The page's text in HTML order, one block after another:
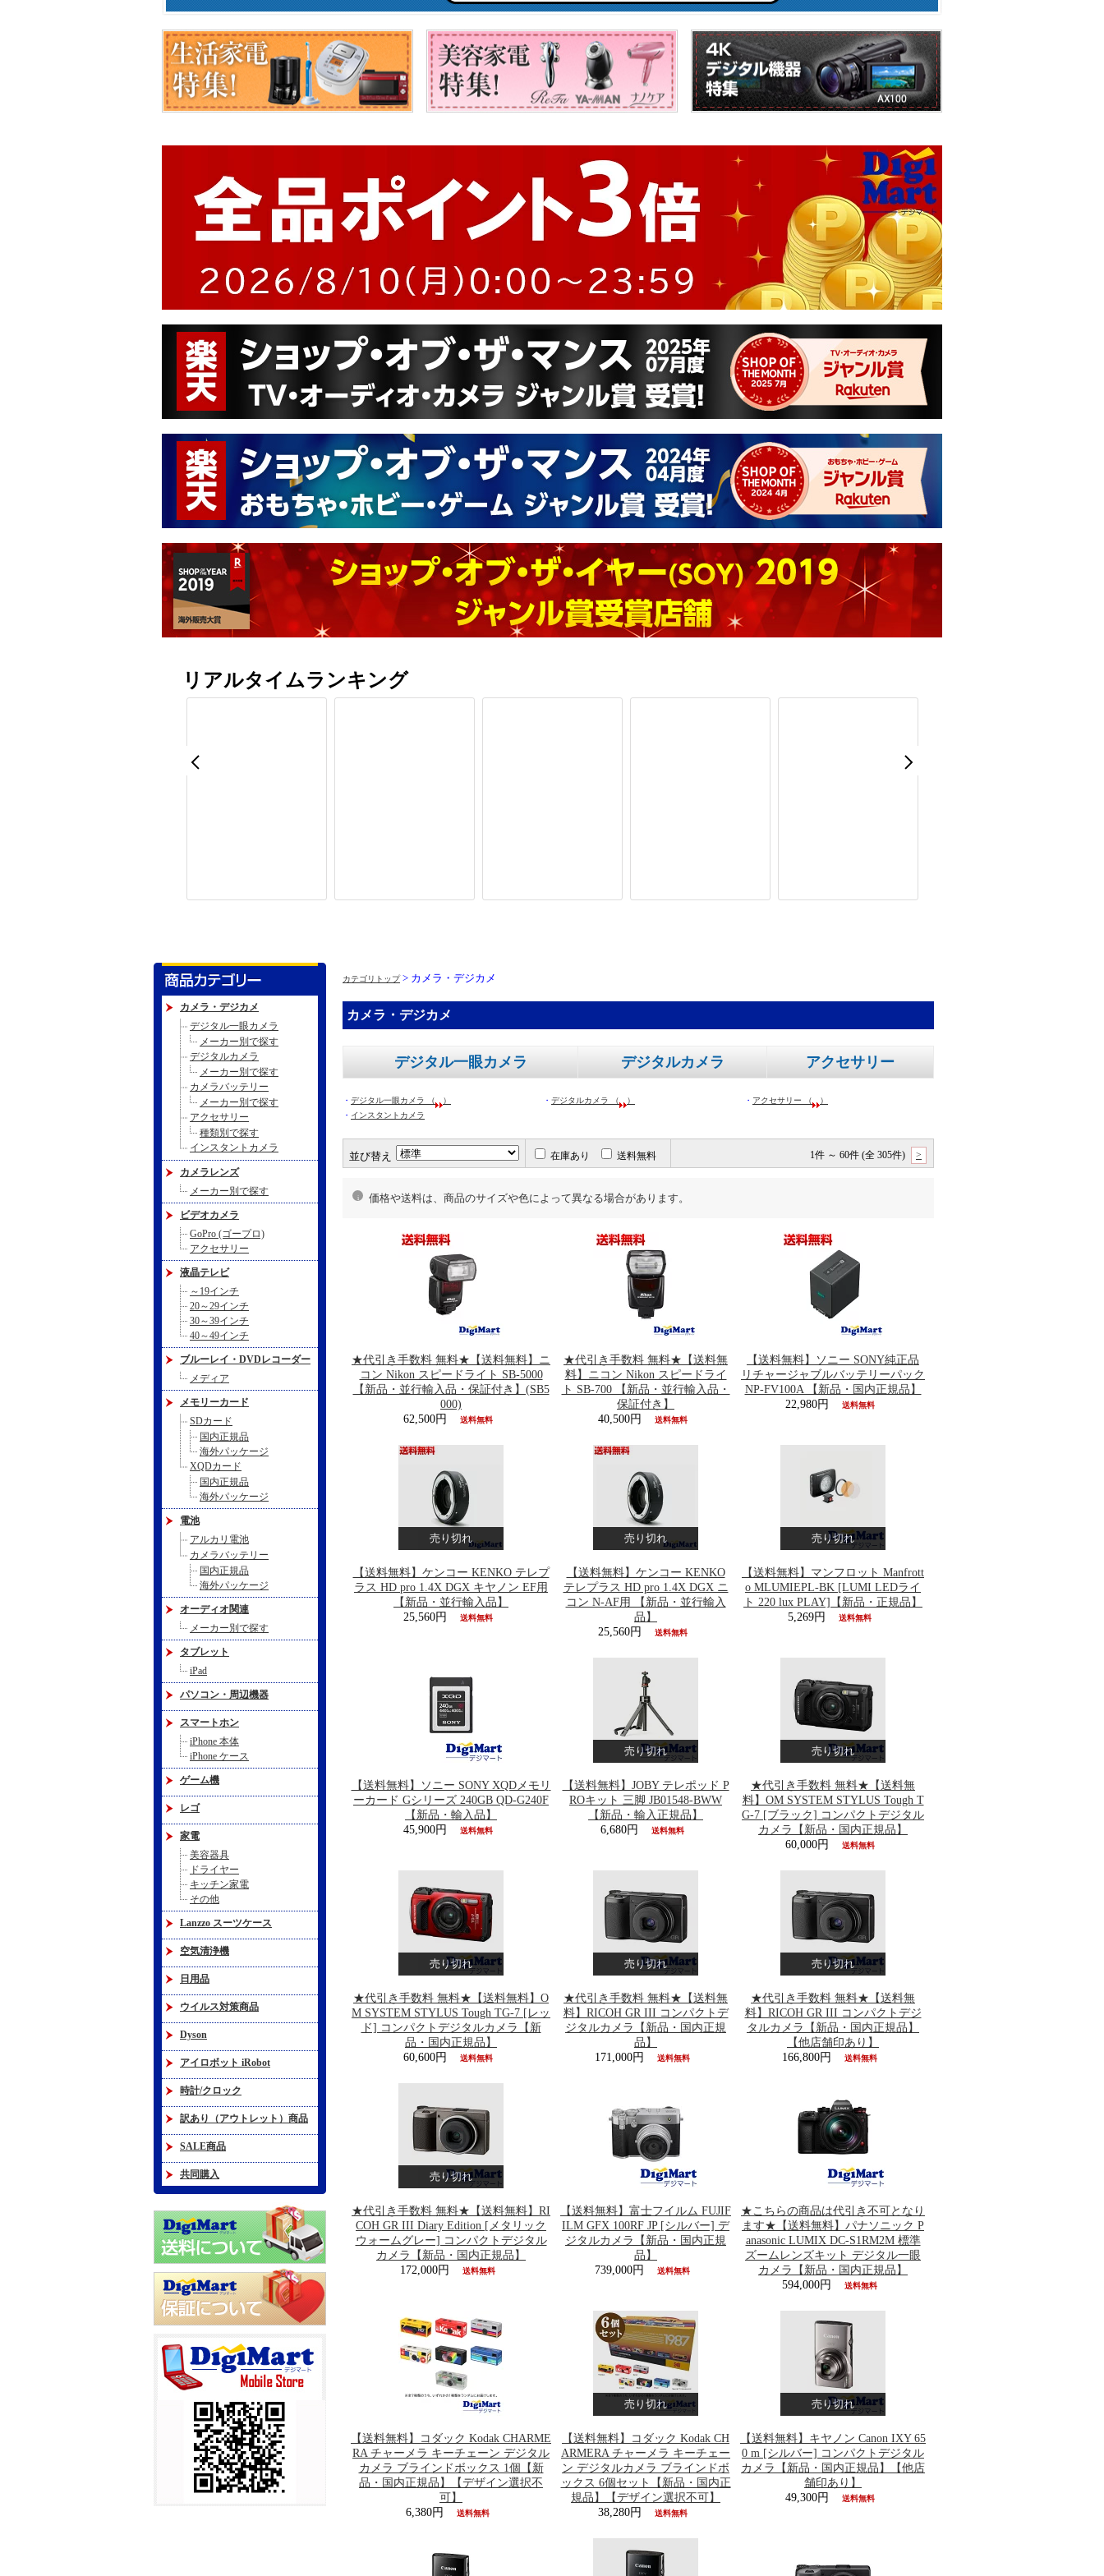
カメラ・デジカメ
デジタル一眼カメラ
メーカー別で探す
デジタルカメラ
メーカー別で探す
カメラバッテリー
メーカー別で探す
アクセサリー
種類別で探す
インスタントカメラ
カメラレンズ
メーカー別で探す
ビデオカメラ
GoPro (ゴープロ)
アクセサリー
液晶テレビ
～19インチ
20～29インチ
30～39インチ
40～49インチ
ブルーレイ・DVDレコーダー
メディア
メモリーカード
SDカード
国内正規品
海外パッケージ
XQDカード
国内正規品
海外パッケージ
電池
アルカリ電池
カメラバッテリー
国内正規品
海外パッケージ
オーディオ関連
メーカー別で探す
タブレット
iPad
パソコン・周辺機器
スマートホン
iPhone 本体
iPhone ケース
ゲーム機
レゴ
家電
美容器具
ドライヤー
キッチン家電
その他
Lanzzo スーツケース
空気清浄機
日用品
ウイルス対策商品
Dyson
アイロボット iRobot
時計/クロック
訳あり（アウトレット）商品
SALE商品
共同購入
カテゴリトップ> カメラ・デジカメ
カメラ・デジカメ
デジタル一眼カメラ デジタルカメラ アクセサリー
・ デジタル一眼カメラ （ ） ・ デジタルカメラ （ ） ・ アクセサリー （
）
・ インスタントカメラ
並び替え 在庫あり 送料無料 1件 ～ 60件 (全 305件) >
価格や送料は、商品のサイズや色によって異なる場合があります。
★代引き手数料 無料★【送料無料】ニ
コン Nikon スピードライト SB-5000
【新品・並行輸入品・保証付き】(SB5
000)
62,500円
送料無料
★代引き手数料 無料★【送料無
料】ニコン Nikon スピードライ
ト SB-700 【新品・並行輸入品・
保証付き】
40,500円
送料無料
【送料無料】ソニー SONY純正品
リチャージャブルバッテリーパック
NP-FV100A 【新品・国内正規品】
22,980円
送料無料
売り切れ 売り切れ 売り切れ
【送料無料】ケンコー KENKO テレプ
ラス HD pro 1.4X DGX キヤノン EF用
【新品・並行輸入品】
25,560円
送料無料
【送料無料】ケンコー KENKO
テレプラス HD pro 1.4X DGX ニ
コン N-AF用 【新品・並行輸入
品】
25,560円
送料無料
【送料無料】マンフロット Manfrott
o MLUMIEPL-BK [LUMI LEDライ
ト 220 lux PLAY]【新品・正規品】
5,269円
送料無料
売り切れ 売り切れ
【送料無料】ソニー SONY XQDメモリ
ーカード Gシリーズ 240GB QD-G240F
【新品・輸入品】
45,900円
送料無料
【送料無料】JOBY テレポッド P
ROキット 三脚 JB01548-BWW
【新品・輸入正規品】
6,680円
送料無料
★代引き手数料 無料★【送料無
料】OM SYSTEM STYLUS Tough T
G-7 [ブラック] コンパクトデジタル
カメラ【新品・国内正規品】
60,000円
送料無料
売り切れ 売り切れ 売り切れ
★代引き手数料 無料★【送料無料】O
M SYSTEM STYLUS Tough TG-7 [レッ
ド] コンパクトデジタルカメラ【新
品・国内正規品】
60,600円
送料無料
★代引き手数料 無料★【送料無
料】RICOH GR III コンパクトデ
ジタルカメラ【新品・国内正規
品】
171,000円
送料無料
★代引き手数料 無料★【送料無
料】RICOH GR III コンパクトデジ
タルカメラ【新品・国内正規品】
【他店舗印あり】
166,800円
送料無料
売り切れ
★代引き手数料 無料★【送料無料】RI
COH GR III Diary Edition [メタリック
ウォームグレー] コンパクトデジタル
カメラ【新品・国内正規品】
172,000円
送料無料
【送料無料】富士フイルム FUJIF
ILM GFX 100RF JP [シルバー] デ
ジタルカメラ【新品・国内正規
品】
739,000円
送料無料
★こちらの商品は代引き不可となり
ます★【送料無料】パナソニック P
anasonic LUMIX DC-S1RM2M 標準
ズームレンズキット デジタル一眼
カメラ【新品・国内正規品】
594,000円
送料無料
売り切れ 売り切れ
【送料無料】コダック Kodak CHARME
RA チャーメラ キーチェーン デジタル
カメラ ブラインドボックス 1個【新
品・国内正規品】【デザイン選択不
可】
6,380円
送料無料
【送料無料】コダック Kodak CH
ARMERA チャーメラ キーチェー
ン デジタルカメラ ブラインドボ
ックス 6個セット【新品・国内正
規品】【デザイン選択不可】
38,280円
送料無料
【送料無料】キヤノン Canon IXY 65
0 m [シルバー] コンパクトデジタル
カメラ【新品・国内正規品】【他店
舗印あり】
49,300円
送料無料